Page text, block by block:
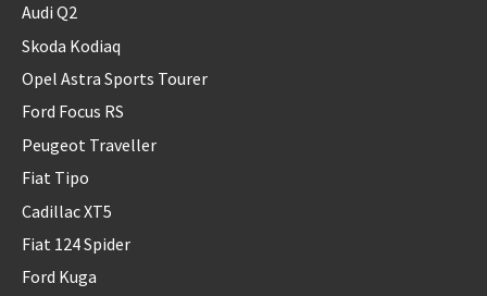
Audi Q2
Skoda Kodiaq
Opel Astra Sports Tourer
Ford Focus RS
Peugeot Traveller
Fiat Tipo
Cadillac XT5
Fiat 124 Spider
Ford Kuga